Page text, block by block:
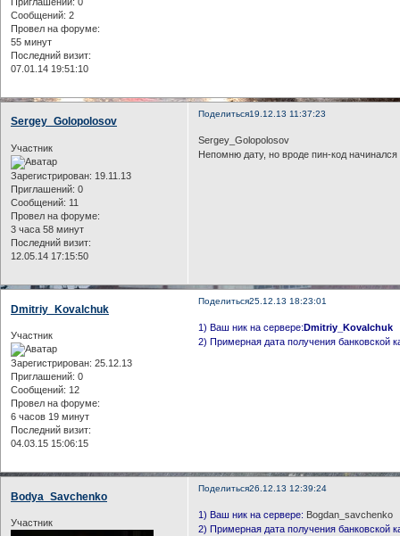
Сообщений: 2
Провел на форуме:
55 минут
Последний визит:
07.01.14 19:51:10
Поделиться19.12.13 11:37:23
Sergey_Golopolosov
Участник
Зарегистрирован: 19.11.13
Приглашений: 0
Сообщений: 11
Провел на форуме:
3 часа 58 минут
Последний визит:
12.05.14 17:15:50
Sergey_Golopolosov
Непомню дату, но вроде пин-код начинался
Поделиться25.12.13 18:23:01
Dmitriy_Kovalchuk
Участник
Зарегистрирован: 25.12.13
Приглашений: 0
Сообщений: 12
Провел на форуме:
6 часов 19 минут
Последний визит:
04.03.15 15:06:15
1) Ваш ник на сервере: Dmitriy_Kovalchuk
2) Примерная дата получения банковской
Поделиться26.12.13 12:39:24
Bodya_Savchenko
Участник
1) Ваш ник на сервере: Bogdan_savchenko
2) Примерная дата получения банковской